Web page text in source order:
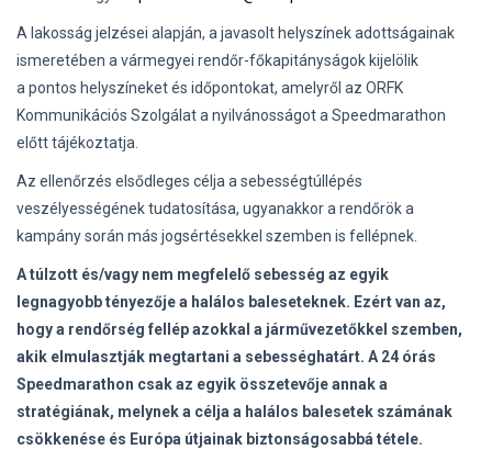
A lakosság jelzései alapján, a javasolt helyszínek adottságainak
ismeretében a vármegyei rendőr-főkapitányságok kijelölik
a pontos helyszíneket és időpontokat, amelyről az ORFK
Kommunikációs Szolgálat a nyilvánosságot a Speedmarathon
előtt tájékoztatja.
Az ellenőrzés elsődleges célja a sebességtúllépés
veszélyességének tudatosítása, ugyanakkor a rendőrök a
kampány során más jogsértésekkel szemben is fellépnek.
A túlzott és/vagy nem megfelelő sebesség az egyik
legnagyobb tényezője a halálos baleseteknek. Ezért van az,
hogy a rendőrség fellép azokkal a járművezetőkkel szemben,
akik elmulasztják megtartani a sebességhatárt. A 24 órás
Speedmarathon csak az egyik összetevője annak a
stratégiának, melynek a célja a halálos balesetek számának
csökkenése és Európa útjainak biztonságosabbá tétele.